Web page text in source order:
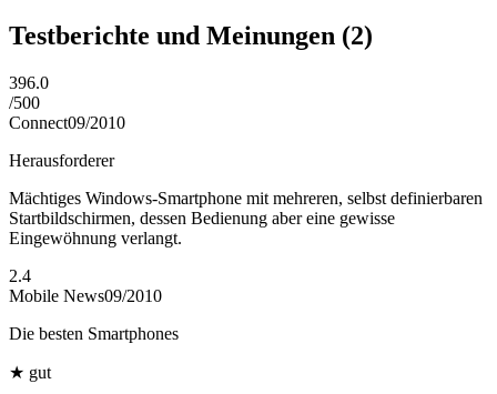
Testberichte und Meinungen (2)
396.0
/500
Connect09/2010
Herausforderer
Mächtiges Windows-Smartphone mit mehreren, selbst definierbaren
Startbildschirmen, dessen Bedienung aber eine gewisse
Eingewöhnung verlangt.
2.4
Mobile News09/2010
Die besten Smartphones
★ gut